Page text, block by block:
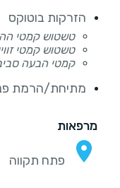
הזרקות בוטוקס
טשטוש קמטי
טשטוש קמטי
קמטי הבעה
מתיחת/הרמת
מרפאות
פתח תקווה